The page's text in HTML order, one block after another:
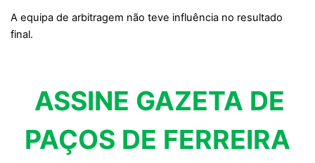
A equipa de arbitragem não teve influência no resultado
final.
ASSINE GAZETA DE
PAÇOS DE FERREIRA